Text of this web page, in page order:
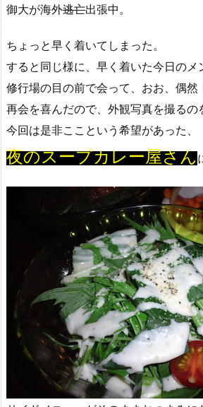
御大が海外逃亡出張中。
ちょっと早く着いてしまった。
すると同じ様に、早く着いた今日のメ
修行場の目の前で会って、おお、偶然
再会を喜んだので、外観写真を撮るの
今回は是非ここという希望があった、
夜のスープカレー屋さん